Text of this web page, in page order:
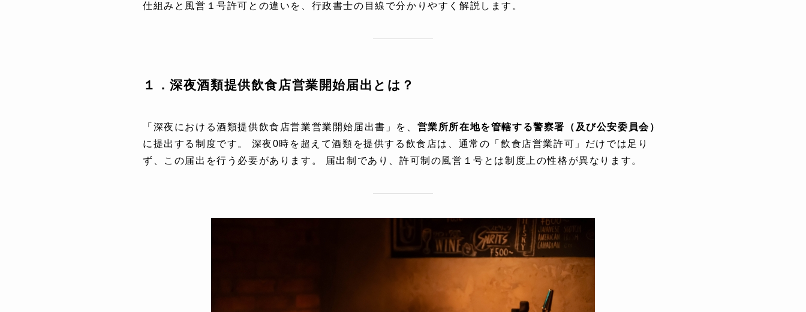
仕組みと風営１号許可との違いを、行政書士の目線で分かりやすく解説します。
１．深夜酒類提供飲食店営業開始届出とは？
「深夜における酒類提供飲食店営業営業開始届出書」を、 営業所所在地を管轄する警察署（及び公安委員会）
に提出する制度です。 深夜0時を超えて酒類を提供する飲食店は、通常の「飲食店営業許可」だけでは足り
ず、この届出を行う必要があります。 届出制であり、許可制の風営１号とは制度上の性格が異なります。